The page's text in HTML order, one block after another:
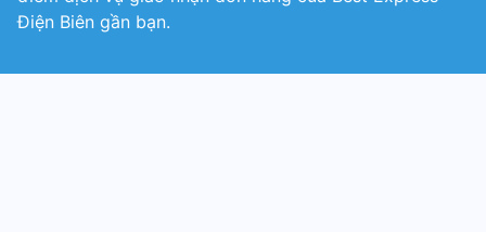
Điện Biên gần bạn.